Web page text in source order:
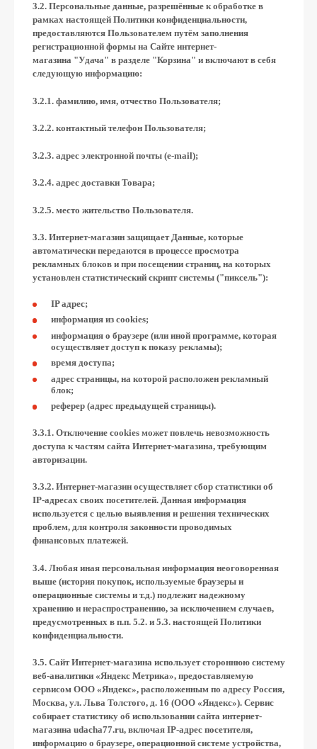
3.2. Персональные данные, разрешённые к обработке в
рамках настоящей Политики конфиденциальности,
предоставляются Пользователем путём заполнения
регистрационной формы на Сайте интернет-
магазина "Удача" в разделе "Корзина" и включают в себя
следующую информацию:
3.2.1. фамилию, имя, отчество Пользователя;
3.2.2. контактный телефон Пользователя;
3.2.3. адрес электронной почты (e-mail);
3.2.4. адрес доставки Товара;
3.2.5. место жительство Пользователя.
3.3. Интернет-магазин защищает Данные, которые
автоматически передаются в процессе просмотра
рекламных блоков и при посещении страниц, на которых
установлен статистический скрипт системы ("пиксель"):
IP адрес;
информация из cookies;
информация о браузере (или иной программе, которая
осуществляет доступ к показу рекламы);
время доступа;
адрес страницы, на которой расположен рекламный
блок;
реферер (адрес предыдущей страницы).
3.3.1. Отключение cookies может повлечь невозможность
доступа к частям сайта Интернет-магазина, требующим
авторизации.
3.3.2. Интернет-магазин осуществляет сбор статистики об
IP-адресах своих посетителей. Данная информация
используется с целью выявления и решения технических
проблем, для контроля законности проводимых
финансовых платежей.
3.4. Любая иная персональная информация неоговоренная
выше (история покупок, используемые браузеры и
операционные системы и т.д.) подлежит надежному
хранению и нераспространению, за исключением случаев,
предусмотренных в п.п. 5.2. и 5.3. настоящей Политики
конфиденциальности.
3.5. Сайт Интернет-магазина использует стороннюю систему
веб-аналитики «Яндекс Метрика», предоставляемую
сервисом ООО «Яндекс», расположенным по адресу Россия,
Москва, ул. Льва Толстого, д. 16 (ООО «Яндекс»). Сервис
собирает статистику об использовании сайта интернет-
магазина udacha77.ru, включая IP-адрес посетителя,
информацию о браузере, операционной системе устройства,